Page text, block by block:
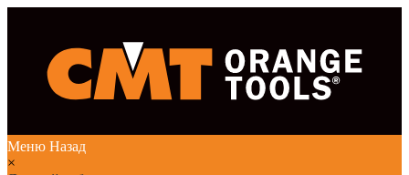
Меню Назад
×